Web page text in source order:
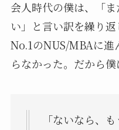
会人時代の僕は、「
い」と言い訳を繰り
No.1のNUS/MBAに進
らなかった。だから僕
「ないなら、